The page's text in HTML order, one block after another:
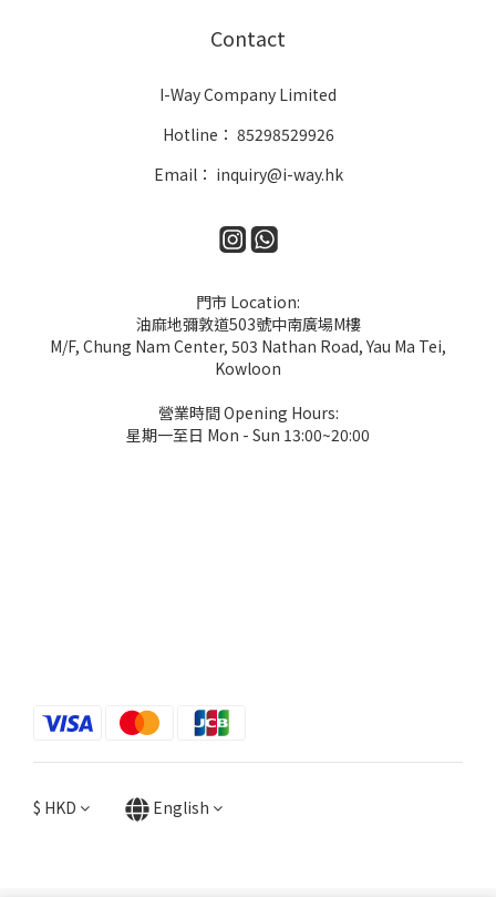
Contact
I-Way Company Limited
Hotline： 85298529926
Email： inquiry@i-way.hk
門市 Location:
油麻地彌敦道503號中南廣場M樓
M/F, Chung Nam Center, 503 Nathan Road, Yau Ma Tei,
Kowloon
營業時間 Opening Hours:
星期一至日 Mon - Sun 13:00~20:00
$ HKD English